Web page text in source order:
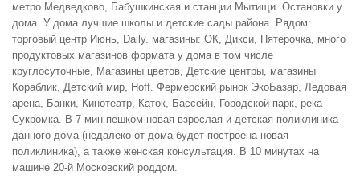
метро Медведково, Бабушкинская и станции Мытищи. Остановки у
дома. У дома лучшие школы и детские сады района. Рядом:
торговый центр Июнь, Daily. магазины: ОК, Дикси, Пятерочка, много
продуктовых магазинов формата у дома в том числе
круглосуточные, Магазины цветов, Детские центры, магазины
Кораблик, Детский мир, Hoff. Фермерский рынок ЭкоБазар, Ледовая
арена, Банки, Кинотеатр, Каток, Бассейн, Городской парк, река
Сукромка. В 7 мин пешком новая взрослая и детская поликлиника
данного дома (недалеко от дома будет построена новая
поликлиника), а также женская консультация. В 10 минутах на
машине 20-й Московский роддом.